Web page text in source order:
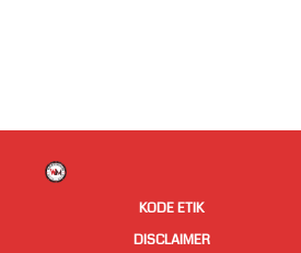
KODE ETIK
DISCLAIMER